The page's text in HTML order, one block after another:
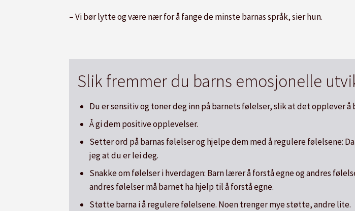
– Vi bør lytte og være nær for å fange de minste barnas språk, sier hun.
Slik fremmer du barns emosjonelle
Du er sensitiv og toner deg inn på barnets følelser, slik at det opplever
Å gi dem positive opplevelser.
Setter ord på barnas følelser og hjelpe dem med å regulere følelsene:
jeg at du er lei deg.
Snakke om følelser i hverdagen: Barn lærer å forstå egne og andres
andres følelser må barnet ha hjelp til å forstå egne.
Støtte barna i å regulere følelsene. Noen trenger mye støtte, andre lite.